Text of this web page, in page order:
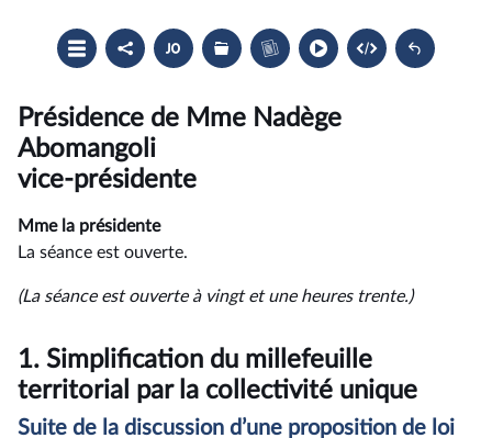
Ouvrir
le
sommaire
Partager
le
compte
Accéder
au
document
du
compte
rendu
Les
dossiers
législatifs
Accéder
au
cahier
Présidence de Mme Nadège
Abomangoli
vice-présidente
Mme la présidente
La séance est ouverte.
(La séance est ouverte à vingt et une heures trente.)
1. Simplification du millefeuille
territorial par la collectivité unique
Suite de la discussion d’une proposition de loi